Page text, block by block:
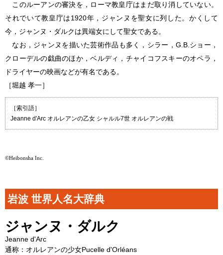
このルーアンの審決を，ローマ教皇庁はまだ取り消していない。
それでいて教皇庁は1920年，ジャンヌを聖女に列した。かくして
今， ジャンヌ・ダルクは異端女にして聖女である。
なお，ジャンヌを描いた芸術作品も多く，シラー，G.B.ショー，
クローデルの戯曲のほか，ベルディ，チャイコフスキーのオペラ，
ドライヤーの映画などが有名である。
［堀越 孝一］
［索引語］
Jeanne d'Arc オルレアンの乙女 シャルル7世 オルレアンの戦
©Heibonsha Inc.
岩波 世界人名大辞典
ジャンヌ・ダルク
Jeanne d'Arc
通称：オルレアンの少女Pucelle d'Orléans